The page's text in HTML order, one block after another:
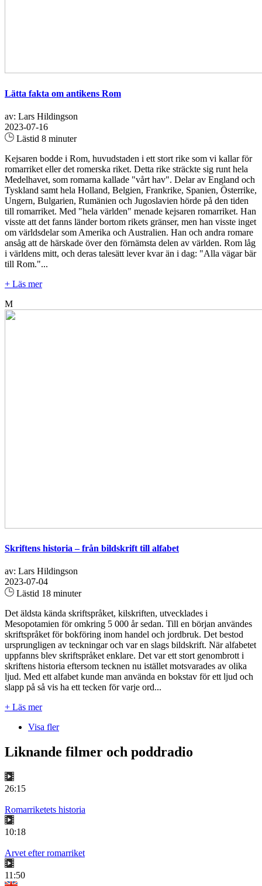
Lätta fakta om antikens Rom
av: Lars Hildingson
2023-07-16
Lästid 8 minuter
Kejsaren bodde i Rom, huvudstaden i ett stort rike som vi kallar för
romarriket eller det romerska riket. Detta rike sträckte sig runt hela
Medelhavet, som romarna kallade "vårt hav". Delar av England och
Tyskland samt hela Holland, Belgien, Frankrike, Spanien, Österrike,
Ungern, Bulgarien, Rumänien och Jugoslavien hörde på den tiden
till romarriket. Med "hela världen" menade kejsaren romarriket. Han
visste att det fanns länder bortom rikets gränser, men han visste inget
om världsdelar som Amerika och Australien. Han och andra romare
ansåg att de härskade över den förnämsta delen av världen. Rom låg
i världens mitt, och deras talesätt lever kvar än i dag: "Alla vägar bär
till Rom."...
+ Läs mer
M
Skriftens historia – från bildskrift till alfabet
av: Lars Hildingson
2023-07-04
Lästid 18 minuter
Det äldsta kända skriftspråket, kilskriften, utvecklades i
Mesopotamien för omkring 5 000 år sedan. Till en början användes
skriftspråket för bokföring inom handel och jordbruk. Det bestod
ursprungligen av teckningar och var en slags bildskrift. När alfabetet
uppfanns blev skriftspråket enklare. Det var ett stort genombrott i
skriftens historia eftersom tecknen nu istället motsvarades av olika
ljud. Med ett alfabet kunde man använda en bokstav för ett ljud och
slapp på så vis ha ett tecken för varje ord...
+ Läs mer
Visa fler
Liknande filmer och poddradio
26:15
Romarriketets historia
10:18
Arvet efter romarriket
11:50